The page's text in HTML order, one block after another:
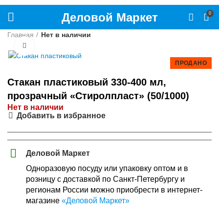
Деловой Маркет 0
Главная Нет в наличии
ПРОДАНО
Стакан пластиковый 330-400 мл,
прозрачный «Стиролпласт» (50/1000)
Нет в наличии
Добавить в избранное
Деловой Маркет
Одноразовую посуду или упаковку оптом и в
розницу с доставкой по Санкт-Петербургу и
регионам России можно приобрести в интернет-
магазине «Деловой Маркет»